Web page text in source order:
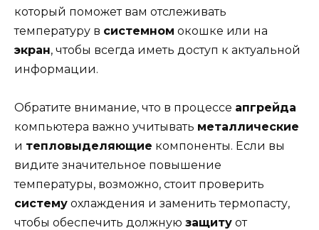
который поможет вам отслеживать
температуру в системном окошке или на
экран, чтобы всегда иметь доступ к актуальной
информации.
Обратите внимание, что в процессе апгрейда
компьютера важно учитывать металлические
и тепловыделяющие компоненты. Если вы
видите значительное повышение
температуры, возможно, стоит проверить
систему охлаждения и заменить термопасту,
чтобы обеспечить должную защиту от